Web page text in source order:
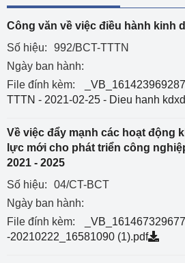
Công văn về việc điều hành kinh
Số hiệu:
992/BCT-TTTN
Ngày ban hành:
File đính kèm:
TTTN - 2021-02-25 - Dieu hanh
Về việc đẩy mạnh các hoạt động
lực mới cho phát triển công
2021 - 2025
Số hiệu:
04/CT-BCT
Ngày ban hành:
File đính kèm:
-20210222_16581090 (1).pdf